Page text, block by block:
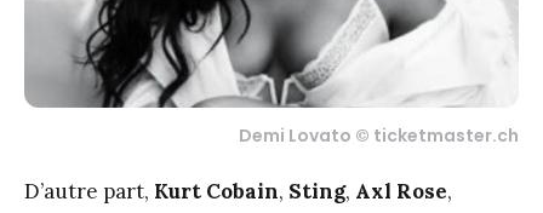
Demi Lovato © ticketmaster.ch
D’autre part, Kurt Cobain, Sting, Axl Rose,